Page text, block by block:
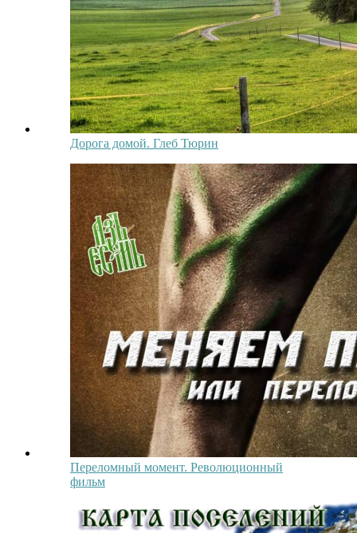
Дорога домой. Глеб Тюрин
Переломный момент. Революционный
фильм